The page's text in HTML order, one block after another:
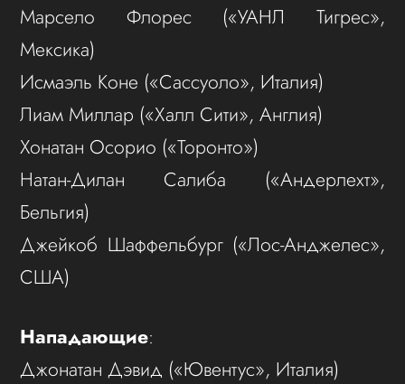
Марсело Флорес («УАНЛ Тигрес»,
Мексика)
Исмаэль Коне («Сассуоло», Италия)
Лиам Миллар («Халл Сити», Англия)
Хонатан Осорио («Торонто»)
Натан-Дилан Салиба («Андерлехт»,
Бельгия)
Джейкоб Шаффельбург («Лос-Анджелес»,
США)
Нападающие:
Джонатан Дэвид («Ювентус», Италия)